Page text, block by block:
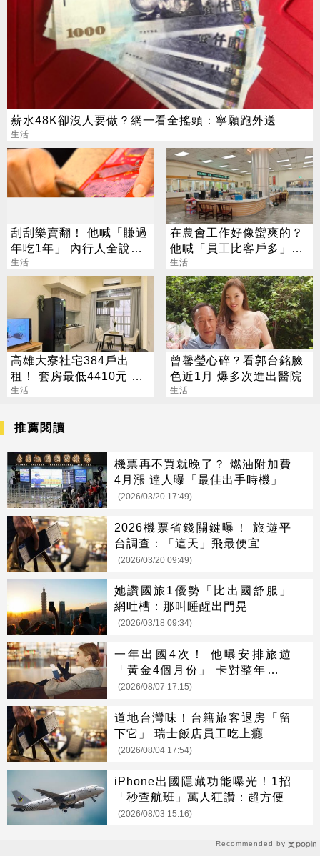
薪水48K卻沒人要做？網一看全搖頭：寧願跑外送
生活
刮刮樂賣翻！ 他喊「賺過
年吃1年」 內行人全說
了：生存不易
生活
在農會工作好像蠻爽的？
他喊「員工比客戶多」內
行人曝真相
生活
高雄大寮社宅384戶出
租！ 套房最低4410元 這
日起開放申請
生活
曾馨瑩心碎？看郭台銘臉
色近1月 爆多次進出醫院
生活
Recommended by
推薦閱讀
機票再不買就晚了？ 燃油附加費
4月漲 達人曝「最佳出手時機」
(2026/03/20 17:49)
2026機票省錢關鍵曝！ 旅遊平
台調查：「這天」飛最便宜
(2026/03/20 09:49)
她讚國旅1優勢「比出國舒服」
網吐槽：那叫睡醒出門晃
(2026/03/18 09:34)
一年出國4次！ 他曝安排旅遊
「黃金4個月份」 卡對整年活在
期待中
(2026/08/07 17:15)
道地台灣味！台籍旅客退房「留
下它」 瑞士飯店員工吃上癮
(2026/08/04 17:54)
iPhone出國隱藏功能曝光！1招
「秒查航班」萬人狂讚：超方便
(2026/08/03 15:16)